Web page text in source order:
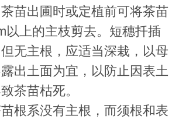
苗出圃时或定植前可将茶苗
以上的主枝剪去。短穗扦插
无主根，应适当深栽，以母
出土面为宜，以防止因表土
茶苗枯死。
系没有主根，而须根和表